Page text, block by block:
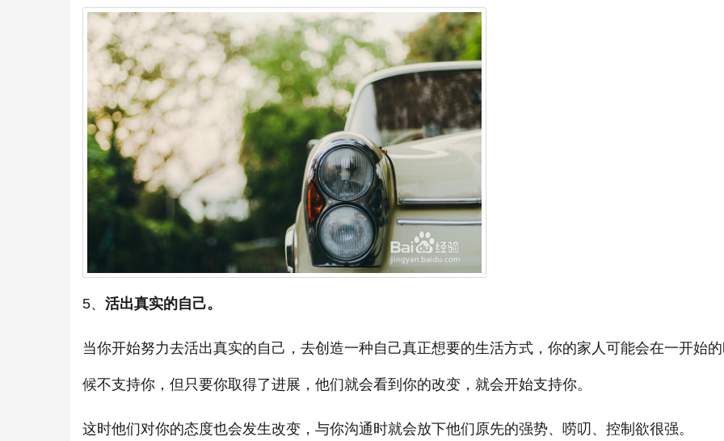
5、 活出真实的自己。
当你开始努力去活出真实的自己，去创造一种自己真正想要的生活方式，你的家人可能会在一开始
候不支持你，但只要你取得了进展，他们就会看到你的改变，就会开始支持你。
这时他们对你的态度也会发生改变，与你沟通时就会放下他们原先的强势、唠叨、控制欲很强。